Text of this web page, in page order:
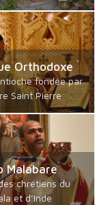
Orthodoxe
fondée par
Saint Pierre
Malabare
chrétiens du
et d’Inde